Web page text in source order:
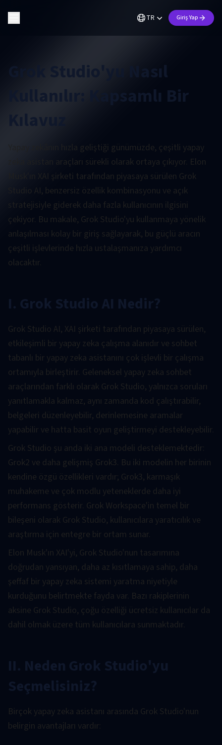
TR Giriş Yap
Grok Studio'yu Nasıl
Kullanılır: Kapsamlı Bir
Yapay zekânın hızla geliştiği günümüzde, çeşitli yapay
zeka asistan araçları sürekli olarak ortaya çıkıyor. Elon
Musk'ın XAI şirketi tarafından piyasaya sürülen Grok
Studio AI, benzersiz özellik kombinasyonu ve açık
stratejisiyle giderek daha fazla kullanıcının ilgisini
çekiyor. Bu makale, Grok Studio'yu kullanmaya yönelik
anlaşılması kolay bir giriş sağlayarak, bu güçlü aracın
çeşitli işlevlerinde hızla ustalaşmanıza yardımcı
olacaktır.
I. Grok Studio AI Nedir?
Grok Studio AI, XAI şirketi tarafından piyasaya sürülen,
etkileşimli bir yapay zeka çalışma alanıdır ve sohbet
tabanlı bir yapay zeka asistanını çok işlevli bir çalışma
ortamıyla birleştirir. Geleneksel yapay zeka sohbet
araçlarından farklı olarak Grok Studio, yalnızca soruları
yanıtlamakla kalmaz, aynı zamanda kod çalıştırabilir,
belgeleri düzenleyebilir, derinlemesine aramalar
yapabilir ve hatta basit oyun geliştirmeyi destekleyebilir.
Grok Studio şu anda iki ana modeli desteklemektedir:
Grok2 ve daha gelişmiş Grok3. Bu iki modelin her birinin
kendine özgü özellikleri vardır; Grok3, karmaşık
muhakeme ve çok modlu yeteneklerde daha iyi
performans gösterir. Grok Workspace'in temel bir
bileşeni olarak Grok Studio, kullanıcılara yaratıcılık ve
araştırma için entegre bir ortam sunar.
Elon Musk'ın XAI'yi, Grok Studio'nun tasarımına
doğrudan yansıyan, daha az kısıtlamaya sahip, daha
şeffaf bir yapay zeka sistemi yaratma niyetiyle
kurduğunu belirtmekte fayda var. Bazı rakiplerinin
aksine Grok Studio, çoğu özelliği ücretsiz kullanıcılar da
dahil olmak üzere tüm kullanıcılara sunmaktadır.
II. Neden Grok Studio'yu
Seçmelisiniz?
Birçok yapay zeka asistanı arasında Grok Studio'nun
belirgin avantajları vardır: